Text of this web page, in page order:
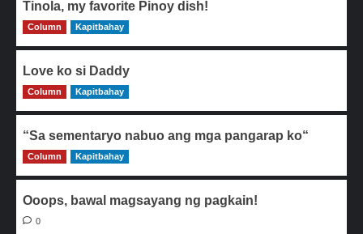
Tinola, my favorite Pinoy dish!
0
Column Kapitbahay
Love ko si Daddy
0
Column Kapitbahay
“Sa sementaryo nabuo ang mga pangarap ko“
0
Column Kapitbahay
Ooops, bawal magsayang ng pagkain!
0